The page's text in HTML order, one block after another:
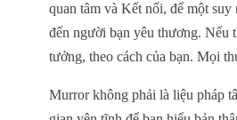
quan tâm và Kết nối, để một
đến người bạn yêu thương. Nếu
tưởng, theo cách của bạn. Mọi
Murror không phải là liệu pháp